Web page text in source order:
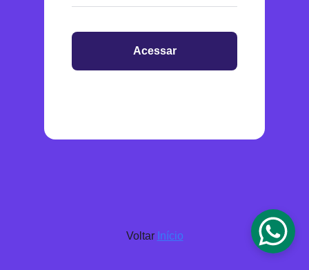
Acessar
Voltar Início